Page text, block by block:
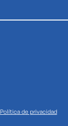
Política de privacidad